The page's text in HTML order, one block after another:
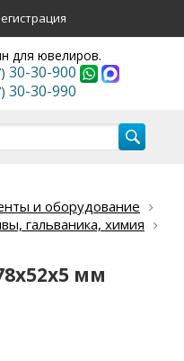
для ювелиров.
30-30-900
30-30-990
и оборудование
гальваника, химия
мм